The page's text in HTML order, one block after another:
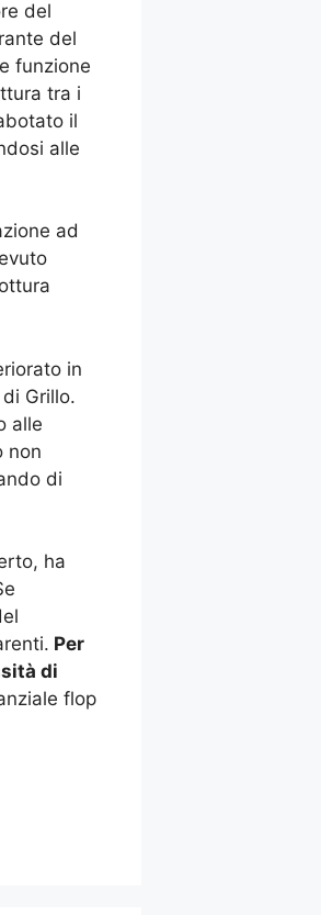
del
del
funzione
tra i
il
alle
ad
in
Grillo.
alle
non
di
ha
Per
di
flop